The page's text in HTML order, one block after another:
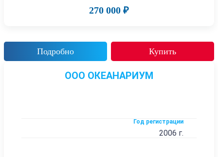
270 000 ₽
Подробно Купить
ООО ОКЕАНАРИУМ
Год регистрации
2006 г.